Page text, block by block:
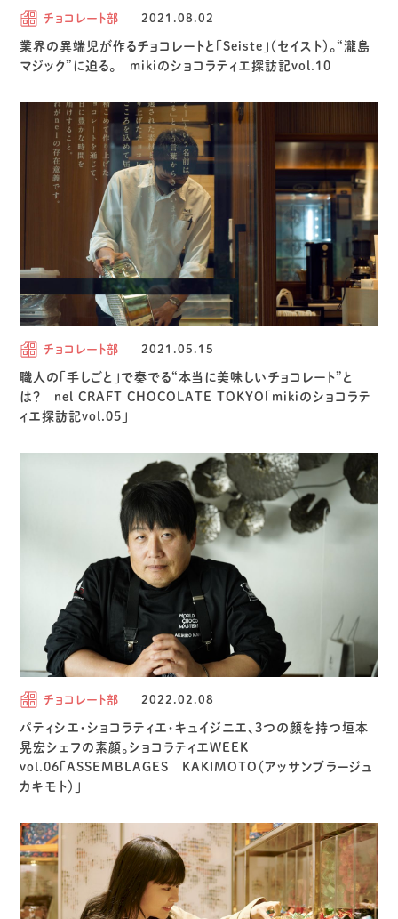
チョコレート部 2021.08.02
業界の異端児が作るチョコレートと「Seiste」（セイスト）。“瀧島
マジック”に迫る。 mikiのショコラティエ探訪記vol.10
チョコレート部 2021.05.15
職人の「手しごと」で奏でる“本当に美味しいチョコレート”と
は？ nel CRAFT CHOCOLATE TOKYO「mikiのショコラテ
ィエ探訪記vol.05」
チョコレート部 2022.02.08
パティシエ・ショコラティエ・キュイジニエ、3つの顔を持つ垣本
晃宏シェフの素顔。ショコラティエWEEK
vol.06「ASSEMBLAGES KAKIMOTO（アッサンブラージュ
カキモト）」